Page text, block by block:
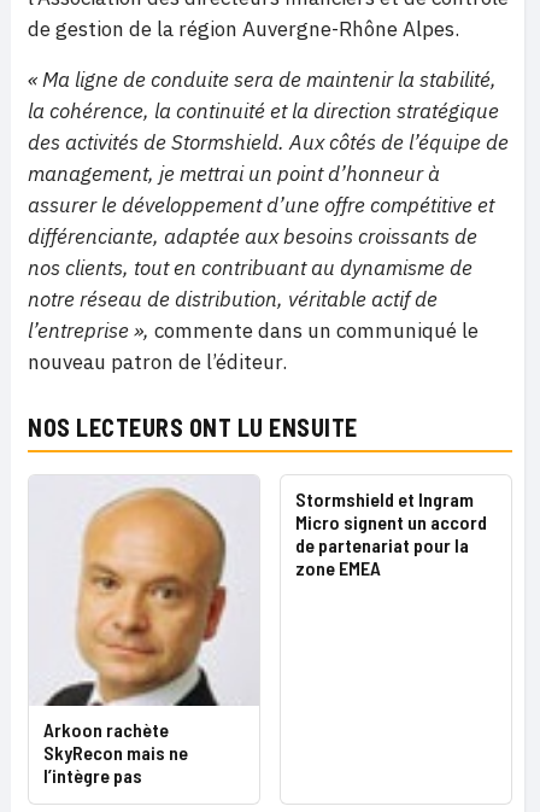
de gestion de la région Auvergne-Rhône Alpes.
« Ma ligne de conduite sera de maintenir la stabilité,
la cohérence, la continuité et la direction stratégique
des activités de Stormshield. Aux côtés de l’équipe de
management, je mettrai un point d’honneur à
assurer le développement d’une offre compétitive et
différenciante, adaptée aux besoins croissants de
nos clients, tout en contribuant au dynamisme de
notre réseau de distribution, véritable actif de
l’entreprise », commente dans un communiqué le
nouveau patron de l’éditeur.
NOS LECTEURS ONT LU ENSUITE
Arkoon rachète
SkyRecon mais ne
l’intègre pas
Stormshield et Ingram
Micro signent un accord
de partenariat pour la
zone EMEA